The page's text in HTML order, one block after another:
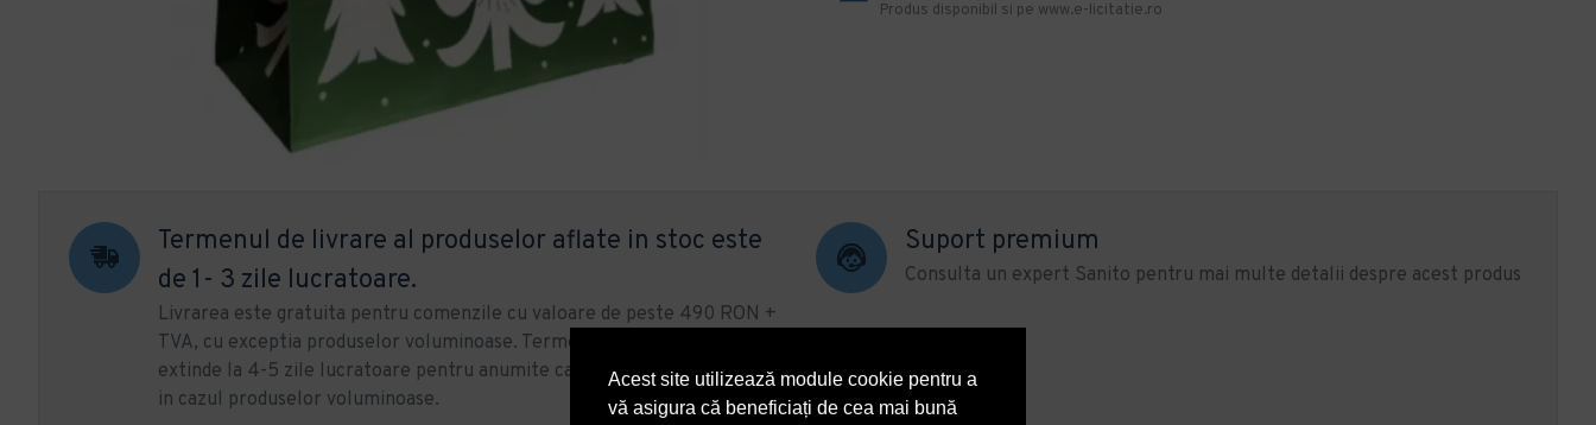
Acest site utilizează module cookie pentru a
vă asigura că beneficiați de cea mai bună
Produs disponibil si pe www.e-licitatie.ro
Termenul de livrare al produselor aflate in stoc este
de 1- 3 zile lucratoare.
Livrarea este gratuita pentru comenzile cu valoare de peste 490 RON +
TVA, cu exceptia produselor voluminoase. Termenul de livrare se poate
extinde la 4-5 zile lucratoare pentru anumite categorii de produse sau
in cazul produselor voluminoase.
Suport premium
Consulta un expert Sanito pentru mai multe detalii despre acest produs